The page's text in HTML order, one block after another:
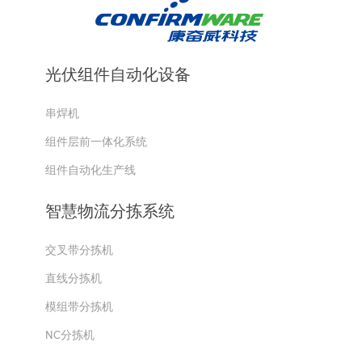
光伏组件自动化设备
串焊机
组件层前一体化系统
组件自动化生产线
智慧物流分拣系统
交叉带分拣机
直线分拣机
模组带分拣机
NC分拣机